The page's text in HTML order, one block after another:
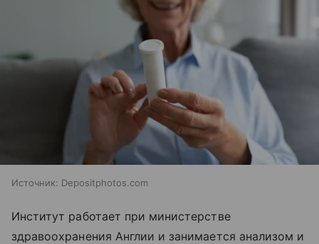
Источник: Depositphotos.com
Институт работает при министерстве
здравоохранения Англии и занимается анализом и